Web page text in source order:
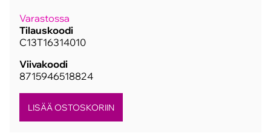
Varastossa
Tilauskoodi
C13T16314010
Viivakoodi
8715946518824